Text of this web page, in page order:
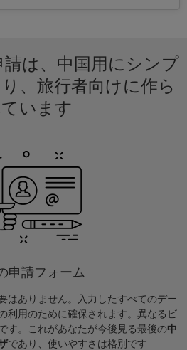
は、中国用にシンプ
、旅行者向けに作ら
います
申請フォーム
はありません。入力したすべてのデー
利用のために確保されます。異なるビ
す。これがあなたが今後見る最後の中
であり、使いやすさは格別です